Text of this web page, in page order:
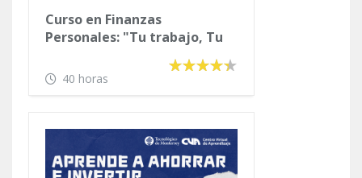
Curso en Finanzas
Personales: "Tu trabajo, Tu
dinero y Tu Patrimonio"
40 horas